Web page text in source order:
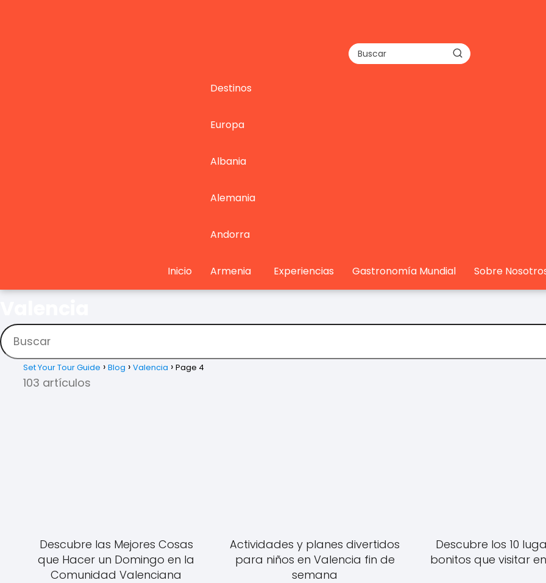
Inicio
Destinos
Europa
Albania
Alemania
Andorra
Armenia Experiencias Gastronomía Mundial Sobre
Set Your Tour Guide Blog Valencia Page 4
103 artículos
Descubre las Mejores Cosas
que Hacer un Domingo en la
Comunidad Valenciana
Actividades y planes divertidos
para niños en Valencia fin de
semana
Descubre los 10
bonitos que visitar